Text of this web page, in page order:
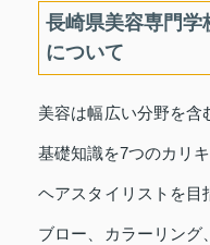
長崎県美容専門学
について
美容は幅広い分野を含
基礎知識を7つのカリ
ヘアスタイリストを目
ブロー、カラーリング